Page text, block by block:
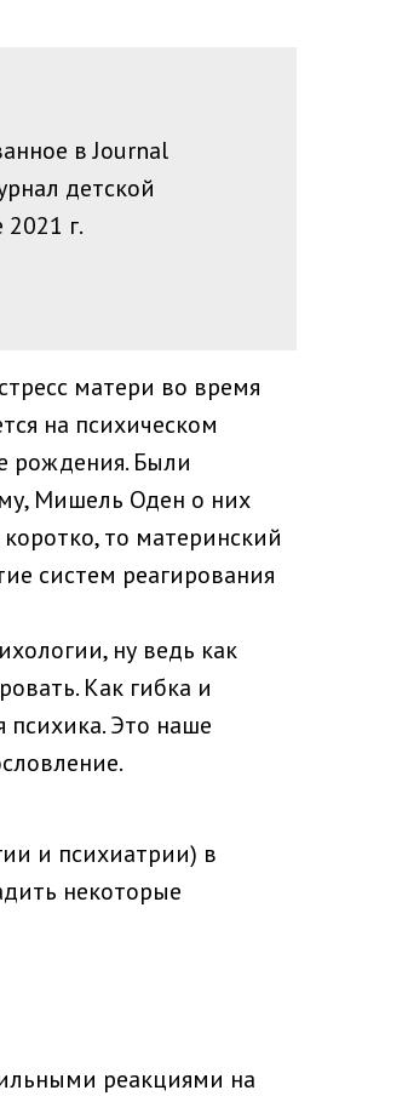
в Journal
детской
г.
матери во время
на психическом
рождения. Были
Мишель Оден о них
то материнский
систем реагирования
ну ведь как
Как гибка и
психика. Это наше
и психиатрии) в
некоторые
реакциями на